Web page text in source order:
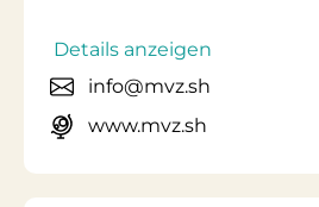
Details anzeigen
info@mvz.sh
www.mvz.sh